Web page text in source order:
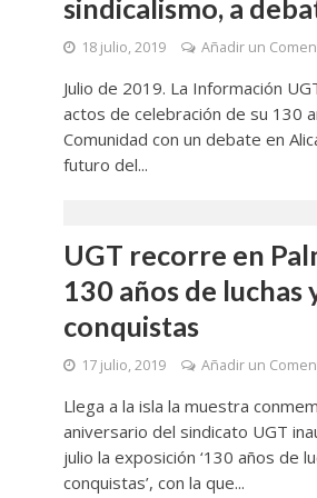
sindicalismo, a
18 julio, 2019 Añadir un
Julio de 2019. La Información
actos de celebración de su 130
Comunidad con un debate en
futuro del...
UGT recorre en
130 años de luchas
conquistas
17 julio, 2019 Añadir un
Llega a la isla la muestra
aniversario del sindicato UGT
julio la exposición ‘130 años de
conquistas’, con la que...